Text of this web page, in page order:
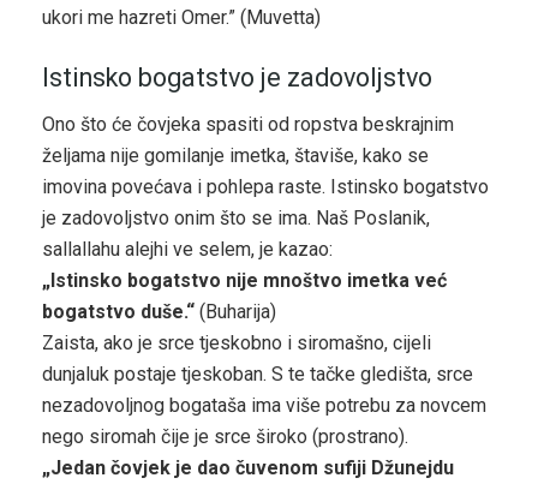
ukori me hazreti Omer.” (Muvetta)
Istinsko bogatstvo je zadovoljstvo
Ono što će čovjeka spasiti od ropstva beskrajnim
željama nije gomilanje imetka, štaviše, kako se
imovina povećava i pohlepa raste. Istinsko bogatstvo
je zadovoljstvo onim što se ima. Naš Poslanik,
sallallahu alejhi ve selem, je kazao:
„Istinsko bogatstvo nije mnoštvo imetka već
bogatstvo duše.“ (Buharija)
Zaista, ako je srce tjeskobno i siromašno, cijeli
dunjaluk postaje tjeskoban. S te tačke gledišta, srce
nezadovoljnog bogataša ima više potrebu za novcem
nego siromah čije je srce široko (prostrano).
„Jedan čovjek je dao čuvenom sufiji Džunejdu